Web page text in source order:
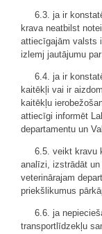
6.3. ja ir
krava neatbilst
attiecīgajām valsts
izlemj jautājumu
6.4. ja ir
kaitēkļi vai ir
kaitēkļu
attiecīgi informēt
departamentu un
6.5. veikt kravu
analīzi, izstrādāt
veterinārajam
priekšlikumus
6.6. ja
transportlīdzekļu